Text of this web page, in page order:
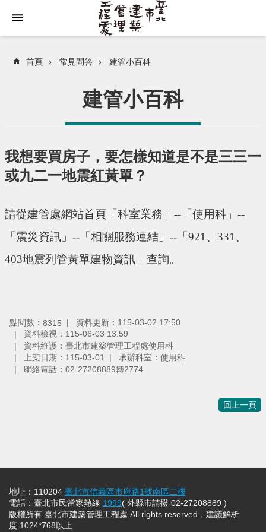
首頁 常見問答 建管小百科
建管小百科
我想要買房子，要怎樣知道是不是三三一
或九二一地震紅黃單？
請從建管處網站首頁「科室業務」--「使用科」--
「震災資訊」--「相關服務連結」--「921、331、
403地震列管黃單建物資訊」查詢。
點閱數： 8315
資料更新：115-03-02 17:50
資料檢視：115-06-03 13:59
資料維護：臺北市建築管理工程處使用科
上架日期：115-03-01
承辦科室：使用科
聯絡電話：02-27208889轉2774
回上一頁
地址：110204 臺北市信義區市府路1號南區二樓
電話：臺北市民當家熱線 1999( 外縣市請撥 02-27208889 )
版權所有 臺北市建築管理工程處 All rights reserved，建議解析
度 1024*768以上